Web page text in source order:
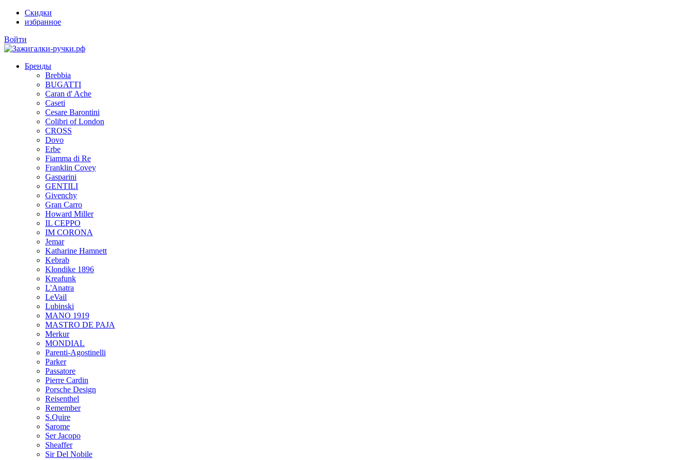
Скидки
избранное
Войти
Бренды
Brebbia
BUGATTI
Caran d' Ache
Caseti
Cesare Barontini
Colibri of London
CROSS
Dovo
Erbe
Fiamma di Re
Franklin Covey
Gasparini
GENTILI
Givenchy
Gran Carro
Howard Miller
IL CEPPO
IM CORONA
Jemar
Katharine Hamnett
Kebrab
Klondike 1896
Kreafunk
L'Anatra
LeVail
Lubinski
MANO 1919
MASTRO DE PAJA
Merkur
MONDIAL
Parenti-Agostinelli
Parker
Passatore
Pierre Cardin
Porsche Design
Reisenthel
Remember
S.Quire
Sarome
Ser Jacopo
Sheaffer
Sir Del Nobile